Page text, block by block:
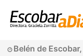
Belén de